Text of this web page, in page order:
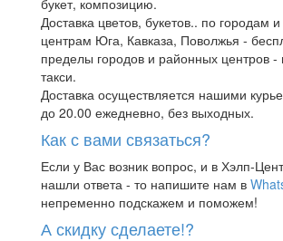
Доставка цветов, букетов.. по городам
центрам Юга, Кавказа, Поволжья -
пределы городов и районных центров
такси.
Доставка осуществляется нашими
до 20.00 ежедневно, без выходных.
Как с вами связаться?
Если у Вас возник вопрос, и в Хэлп-
нашли ответа - то напишите нам в
непременно подскажем и поможем!
А скидку сделаете!?